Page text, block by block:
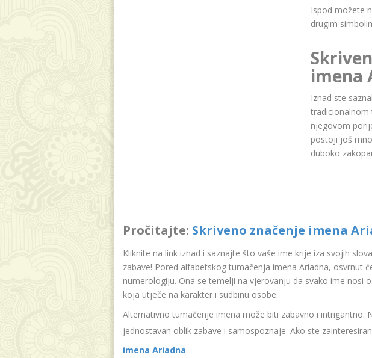
Ispod možete
drugim
imena
Iznad ste
tradicionalnom
njegovom
postoji još
duboko
Pročitajte: Skriveno značenje imena
Kliknite na link iznad i saznajte što vaše ime krije iza svojih
zabave! Pored alfabetskog tumačenja imena Ariadna, osvrnut
numerologiju. Ona se temelji na vjerovanju da svako ime nosi
koja utječe na karakter i sudbinu osobe.
Alternativno tumačenje imena može biti zabavno i intrigantno.
jednostavan oblik zabave i samospoznaje. Ako ste
imena Ariadna.